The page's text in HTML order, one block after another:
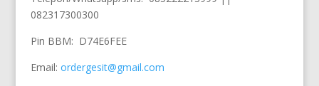
082317300300
Pin BBM: D74E6FEE
Email: ordergesit@gmail.com